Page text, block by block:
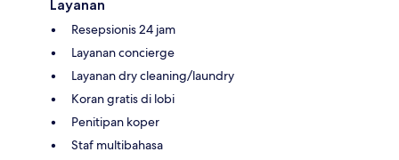
Layanan
Resepsionis 24 jam
Layanan concierge
Layanan dry cleaning/laundry
Koran gratis di lobi
Penitipan koper
Staf multibahasa